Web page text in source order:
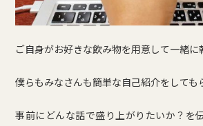
ご自身がお好きな飲み物を用意して一緒に
僕らもみなさんも簡単な自己紹介をしても
事前にどんな話で盛り上がりたいか？を